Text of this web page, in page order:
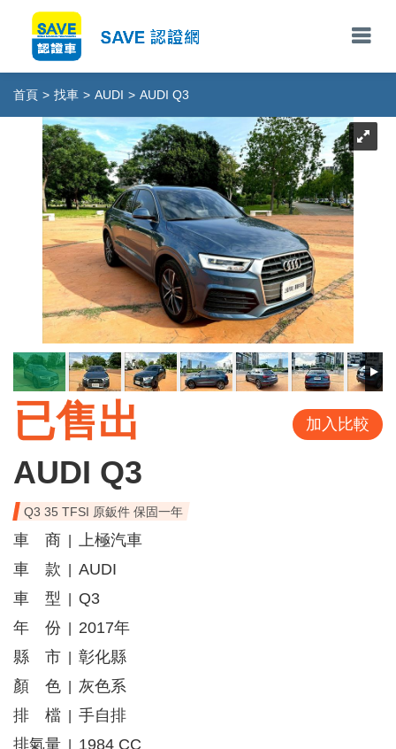
首頁 > 找車 > AUDI > AUDI Q3
已售出 加入比較
AUDI Q3
Q3 35 TFSI 原鈑件 保固一年
車 商
上極汽車
車 款
AUDI
車 型
Q3
年 份
2017年
縣 市
彰化縣
顏 色
灰色系
排 檔
手自排
排氣量
1984 CC